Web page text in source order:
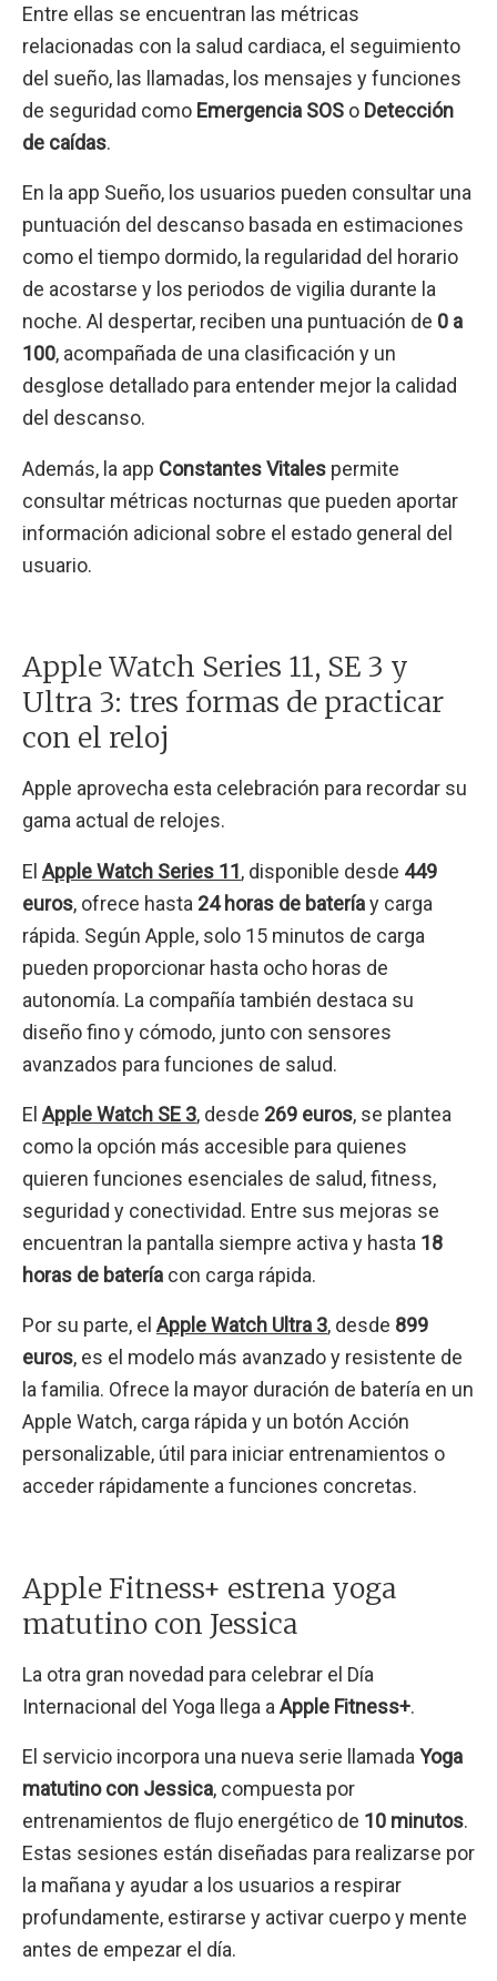
Entre ellas se encuentran las métricas
relacionadas con la salud cardiaca, el seguimiento
del sueño, las llamadas, los mensajes y funciones
de seguridad como Emergencia SOS o Detección
de caídas.
En la app Sueño, los usuarios pueden consultar una
puntuación del descanso basada en estimaciones
como el tiempo dormido, la regularidad del horario
de acostarse y los periodos de vigilia durante la
noche. Al despertar, reciben una puntuación de 0 a
100, acompañada de una clasificación y un
desglose detallado para entender mejor la calidad
del descanso.
Además, la app Constantes Vitales permite
consultar métricas nocturnas que pueden aportar
información adicional sobre el estado general del
usuario.
Apple Watch Series 11, SE 3 y
Ultra 3: tres formas de practicar
con el reloj
Apple aprovecha esta celebración para recordar su
gama actual de relojes.
El Apple Watch Series 11, disponible desde 449
euros, ofrece hasta 24 horas de bateríay carga
rápida. Según Apple, solo 15 minutos de carga
pueden proporcionar hasta ocho horas de
autonomía. La compañía también destaca su
diseño fino y cómodo, junto con sensores
avanzados para funciones de salud.
El Apple Watch SE 3, desde 269 euros, se plantea
como la opción más accesible para quienes
quieren funciones esenciales de salud, fitness,
seguridad y conectividad. Entre sus mejoras se
encuentran la pantalla siempre activa y hasta 18
horas de batería con carga rápida.
Por su parte, el Apple Watch Ultra 3, desde 899
euros, es el modelo más avanzado y resistente de
la familia. Ofrece la mayor duración de batería en un
Apple Watch, carga rápida y un botón Acción
personalizable, útil para iniciar entrenamientos o
acceder rápidamente a funciones concretas.
Apple Fitness+ estrena yoga
matutino con Jessica
La otra gran novedad para celebrar el Día
Internacional del Yoga llega a Apple Fitness+.
El servicio incorpora una nueva serie llamadaYoga
matutino con Jessica, compuesta por
entrenamientos de flujo energético de 10 minutos.
Estas sesiones están diseñadas para realizarse por
la mañana y ayudar a los usuarios a respirar
profundamente, estirarse y activar cuerpo y mente
antes de empezar el día.